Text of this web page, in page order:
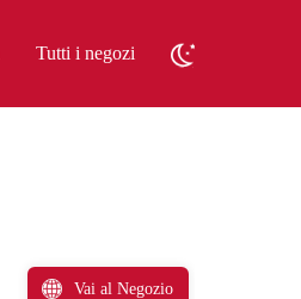
Tutti i negozi
Vai al Negozio